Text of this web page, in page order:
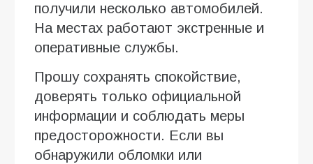
получили несколько автомобилей.
На местах работают экстренные и
оперативные службы.
Прошу сохранять спокойствие,
доверять только официальной
информации и соблюдать меры
предосторожности. Если вы
обнаружили обломки или